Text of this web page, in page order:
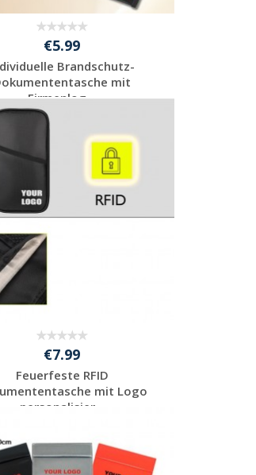
€5.99
Brandschutz-
mit
Firmenlog...
Jetzt Angebot
anfordern
€7.99
Feuerfeste RFID
mit Logo
personalisier...
anfordern